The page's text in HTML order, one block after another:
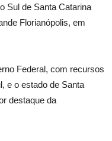
Sul de Santa Catarina
Florianópolis, em
Federal, com recursos
e o estado de Santa
destaque da